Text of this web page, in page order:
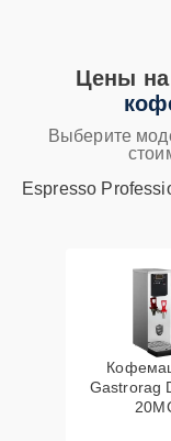
Цены на
Выберите
Espresso
Gastrorag